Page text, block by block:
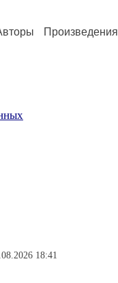
Произведения
18:41